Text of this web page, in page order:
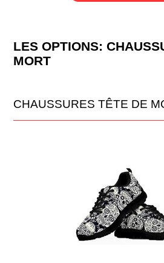
LES OPTIONS:
MORT
CHAUSSURES TÊTE DE